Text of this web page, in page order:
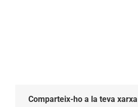
Comparteix-ho a la teva